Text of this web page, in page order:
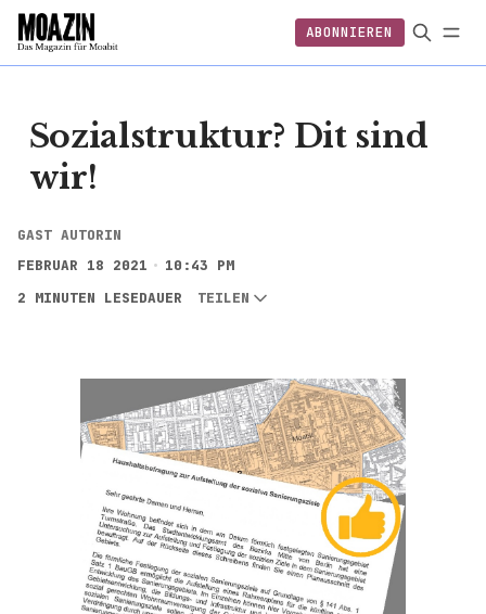
ABONNIEREN
EINLOGGEN
ABONNIEREN FOLGEN
Sozialstruktur? Dit sind
wir!
GAST AUTORIN
FEBRUAR 18 2021
10:43 PM
2 MINUTEN LESEDAUER
TEILEN